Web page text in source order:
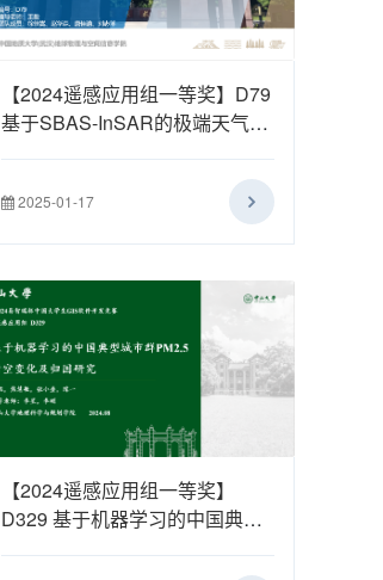
【2024遥感应用组一等奖】D79
基于SBAS-InSAR的极端天气下
2025-01-17
【2024遥感应用组一等奖】
D329 基于机器学习的中国典型